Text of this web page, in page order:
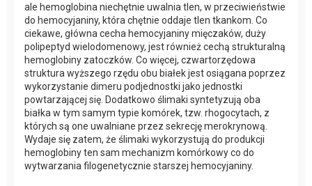
ale hemoglobina niechętnie uwalnia tlen, w przeciwieństwie
do hemocyjaniny, która chętnie oddaje tlen tkankom. Co
ciekawe, główna cecha hemocyjaniny mięczaków, duży
polipeptyd wielodomenowy, jest również cechą strukturalną
hemoglobiny zatoczków. Co więcej, czwartorzędowa
struktura wyższego rzędu obu białek jest osiągana poprzez
wykorzystanie dimeru podjednostki jako jednostki
powtarzającej się. Dodatkowo ślimaki syntetyzują oba
białka w tym samym typie komórek, tzw. rhogocytach, z
których są one uwalniane przez sekrecję merokrynową.
Wydaje się zatem, że ślimaki wykorzystują do produkcji
hemoglobiny ten sam mechanizm komórkowy co do
wytwarzania filogenetycznie starszej hemocyjaniny.